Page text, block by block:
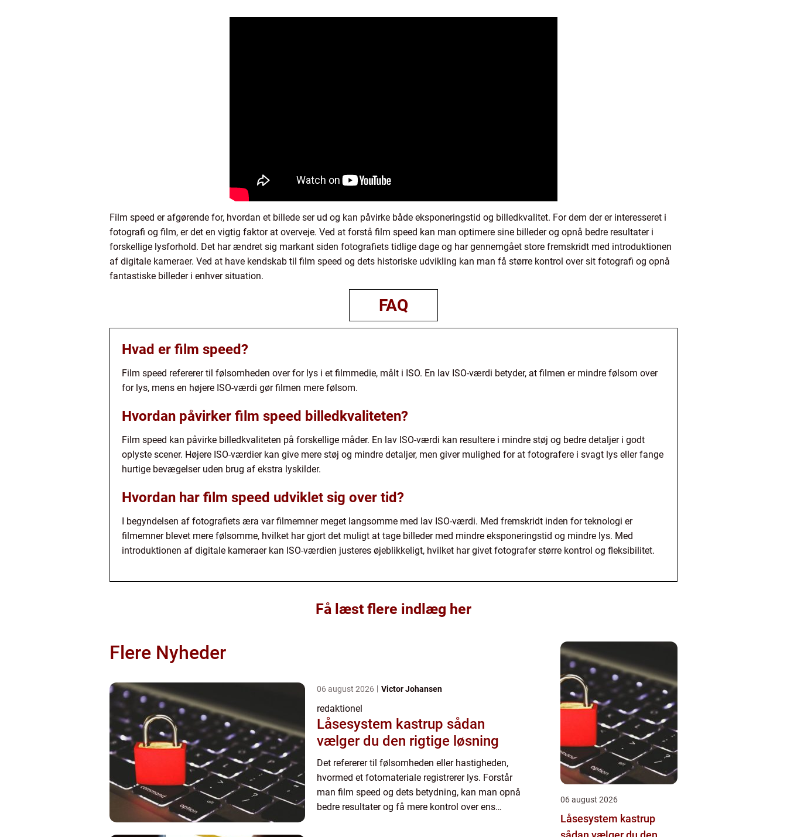
Film speed er afgørende for, hvordan et billede ser ud og kan påvirke både eksponeringstid og billedkvalitet. For dem der er interesseret i
fotografi og film, er det en vigtig faktor at overveje. Ved at forstå film speed kan man optimere sine billeder og opnå bedre resultater i
forskellige lysforhold. Det har ændret sig markant siden fotografiets tidlige dage og har gennemgået store fremskridt med introduktionen
af digitale kameraer. Ved at have kendskab til film speed og dets historiske udvikling kan man få større kontrol over sit fotografi og opnå
fantastiske billeder i enhver situation.
FAQ
Hvad er film speed?
Film speed refererer til følsomheden over for lys i et filmmedie, målt i ISO. En lav ISO-værdi betyder, at filmen er mindre følsom over
for lys, mens en højere ISO-værdi gør filmen mere følsom.
Hvordan påvirker film speed billedkvaliteten?
Film speed kan påvirke billedkvaliteten på forskellige måder. En lav ISO-værdi kan resultere i mindre støj og bedre detaljer i godt
oplyste scener. Højere ISO-værdier kan give mere støj og mindre detaljer, men giver mulighed for at fotografere i svagt lys eller fange
hurtige bevægelser uden brug af ekstra lyskilder.
Hvordan har film speed udviklet sig over tid?
I begyndelsen af fotografiets æra var filmemner meget langsomme med lav ISO-værdi. Med fremskridt inden for teknologi er
filmemner blevet mere følsomme, hvilket har gjort det muligt at tage billeder med mindre eksponeringstid og mindre lys. Med
introduktionen af digitale kameraer kan ISO-værdien justeres øjeblikkeligt, hvilket har givet fotografer større kontrol og fleksibilitet.
Få læst flere indlæg her
Flere Nyheder
06 august 2026 Victor Johansen
redaktionel
Låsesystem kastrup sådan
vælger du den rigtige løsning
Det refererer til følsomheden eller hastigheden,
hvormed et fotomateriale registrerer lys. Forstår
man film speed og dets betydning, kan man opnå
bedre resultater og få mere kontrol over ens
06 august 2026
Låsesystem kastrup